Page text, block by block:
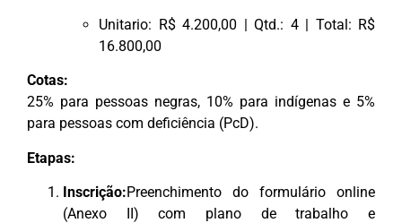
Unitario: R$ 4.200,00 | Qtd.: 4 | Total: R$
16.800,00
Cotas:
25% para pessoas negras, 10% para indígenas e 5%
para pessoas com deficiência (PcD).
Etapas:
Inscrição:Preenchimento do formulário online
(Anexo II) com plano de trabalho e